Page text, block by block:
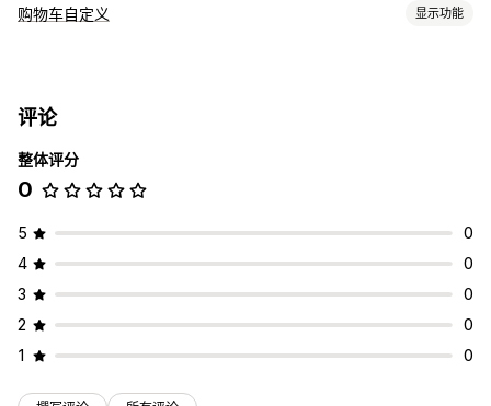
自定义
附加产品
分析
转化率
漏斗绩效
购物车自定义 显示功能
产品推荐
结账自定义
一键增销
评论
整体评分
0
5
0
4
0
3
0
2
0
1
0